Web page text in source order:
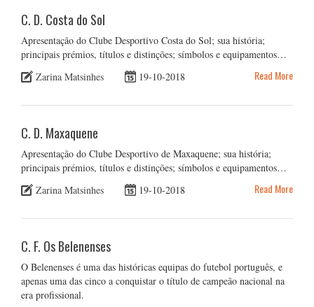
C. D. Costa do Sol
Apresentação do Clube Desportivo Costa do Sol; sua história;
principais prémios, títulos e distinções; símbolos e equipamentos…
Zarina Matsinhes
19-10-2018 Read More
C. D. Maxaquene
Apresentação do Clube Desportivo de Maxaquene; sua história;
principais prémios, títulos e distinções; símbolos e equipamentos…
Zarina Matsinhes
19-10-2018 Read More
C. F. Os Belenenses
O Belenenses é uma das históricas equipas do futebol português, e
apenas uma das cinco a conquistar o título de campeão nacional na
era profissional.